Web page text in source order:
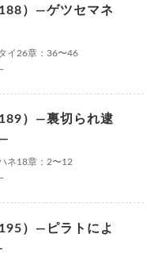
）—ゲツセマネ
イ26章：36〜46
）—裏切られ逮
ネ18章：2〜12
）—ピラトによ